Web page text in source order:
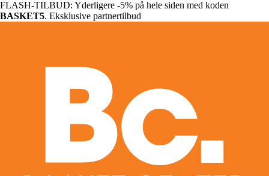
FLASH-TILBUD: Yderligere -5% på hele siden med koden
BASKET5. Eksklusive partnertilbud